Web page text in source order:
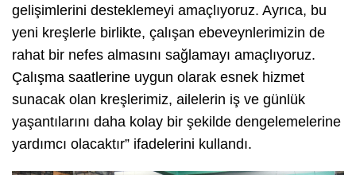
gelişimlerini desteklemeyi amaçlıyoruz. Ayrıca, bu
yeni kreşlerle birlikte, çalışan ebeveynlerimizin de
rahat bir nefes almasını sağlamayı amaçlıyoruz.
Çalışma saatlerine uygun olarak esnek hizmet
sunacak olan kreşlerimiz, ailelerin iş ve günlük
yaşantılarını daha kolay bir şekilde dengelemelerine
yardımcı olacaktır” ifadelerini kullandı.